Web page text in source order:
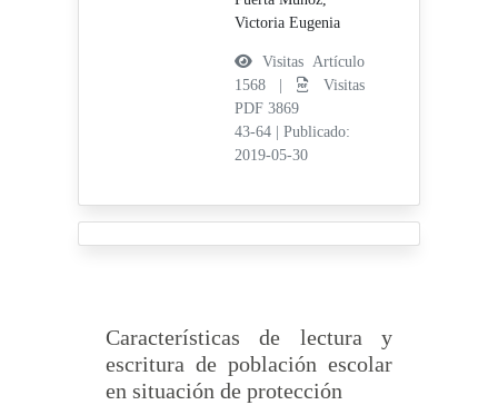
Victoria Eugenia
Visitas Artículo
1568 |
Visitas
PDF 3869
43-64
Publicado:
2019-05-30
Características de lectura y
escritura de población escolar
en situación de protección